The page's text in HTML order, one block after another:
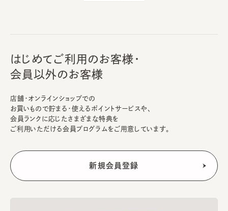
はじめてご利用のお客様・
会員以外のお客様
店舗・オンラインショップでの
お買いもので貯まる・使えるポイントサービスや、
会員ランクに応じたさまざまな特典を
ご利用いただける会員プログラムをご用意しています。